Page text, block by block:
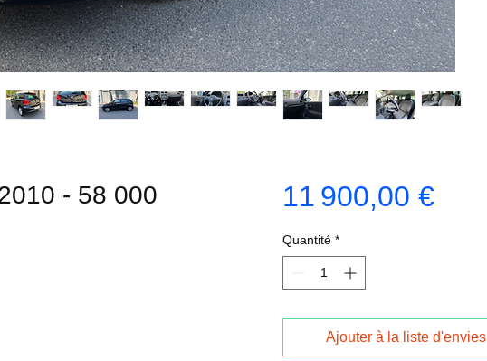
- 58 000
11 900,00 €Prix
Quantité *
Ajouter à la liste d'envies